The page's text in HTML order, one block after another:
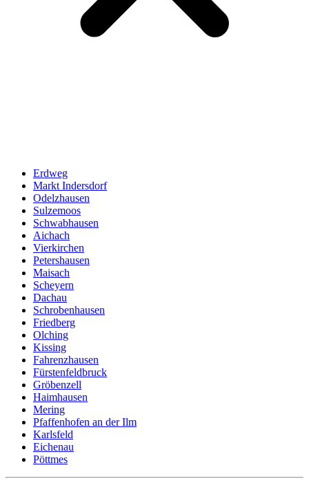
Erdweg
Markt Indersdorf
Odelzhausen
Sulzemoos
Schwabhausen
Aichach
Vierkirchen
Petershausen
Maisach
Scheyern
Dachau
Schrobenhausen
Friedberg
Olching
Kissing
Fahrenzhausen
Fürstenfeldbruck
Gröbenzell
Haimhausen
Mering
Pfaffenhofen an der Ilm
Karlsfeld
Eichenau
Pöttmes